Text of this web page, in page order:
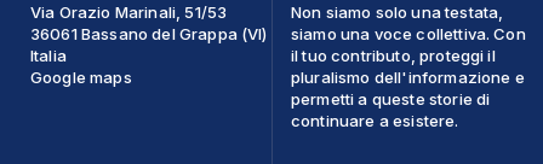
Via Orazio Marinali, 51/53
36061 Bassano del Grappa (VI)
Italia
Google maps
Non siamo solo una testata,
siamo una voce collettiva. Con
il tuo contributo, proteggi il
pluralismo dell'informazione e
permetti a queste storie di
continuare a esistere.